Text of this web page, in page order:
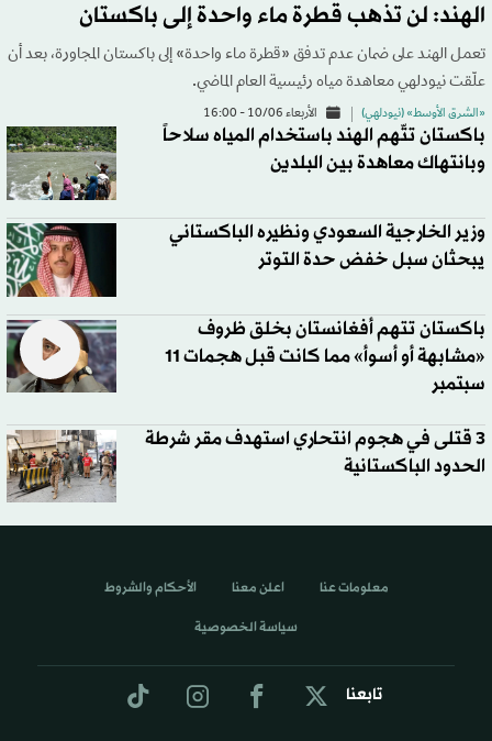
الهند: لن تذهب قطرة ماء واحدة إلى باكستان
تعمل الهند على ضمان عدم تدفق «قطرة ماء واحدة» إلى باكستان المجاورة، بعد أن
علّقت نيودلهي معاهدة مياه رئيسية العام الماضي.
«الشرق الأوسط» (نيودلهي) الأربعاء 10/06 - 16:00
باكستان تتّهم الهند باستخدام المياه سلاحاً
وبانتهاك معاهدة بين البلدين
وزير الخارجية السعودي ونظيره الباكستاني
يبحثان سبل خفض حدة التوتر
باكستان تتهم أفغانستان بخلق ظروف
«مشابهة أو أسوأ» مما كانت قبل هجمات 11
سبتمبر
3 قتلى في هجوم انتحاري استهدف مقر شرطة
الحدود الباكستانية
تابعنا
معلومات عنا اعلن معنا الأحكام والشروط
سياسة الخصوصية